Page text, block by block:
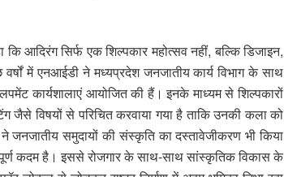
आदिरंग सिर्फ एक शिल्पकार महोत्सव नहीं, बल्कि डिजाइन,
में एनआईडी ने मध्यप्रदेश जनजातीय कार्य विभाग के साथ
कार्यशालाएं आयोजित की हैं। इनके माध्यम से शिल्पकारों
जैसे विषयों से परिचित करवाया गया है ताकि उनकी कला को
समुदायों की संस्कृति का दस्तावेजीकरण भी किया
कदम है। इससे रोजगार के साथ-साथ सांस्कृतिक विकास के